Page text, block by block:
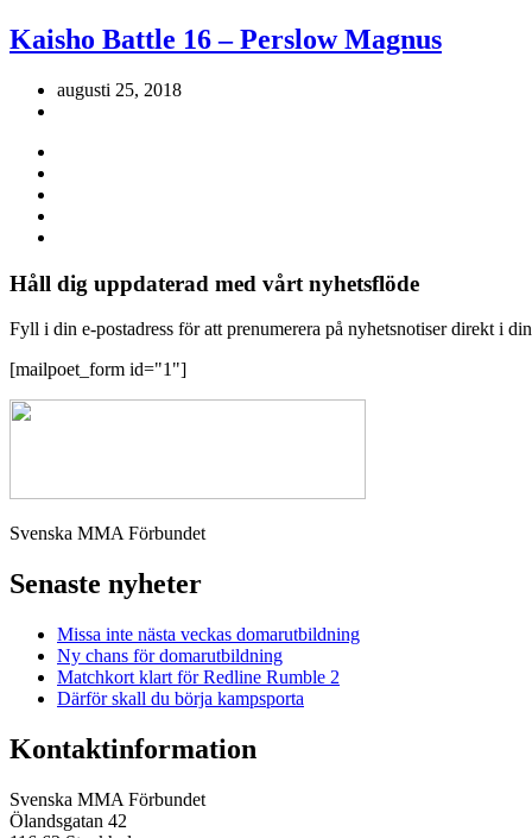
Kaisho Battle 16 – Perslow Magnus
augusti 25, 2018
Håll dig uppdaterad med vårt nyhetsflöde
Fyll i din e-postadress för att prenumerera på nyhetsnotiser direkt i
[mailpoet_form id="1"]
Svenska MMA Förbundet
Senaste nyheter
Missa inte nästa veckas domarutbildning
Ny chans för domarutbildning
Matchkort klart för Redline Rumble 2
Därför skall du börja kampsporta
Kontaktinformation
Svenska MMA Förbundet
Ölandsgatan 42